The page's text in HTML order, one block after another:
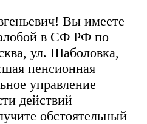
Вы имеете
в СФ РФ по
ул. Шаболовка,
пенсионная
управление
действий
обстоятельный